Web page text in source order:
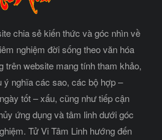
chia sẻ kiến thức và góc nhìn về
nghiệm đời sống theo văn hóa
trên website mang tính tham khảo,
ý nghĩa các sao, các bộ hợp –
tốt – xấu, cũng như tiếp cận
ứng dụng và tâm linh dưới góc
Tử Vi Tâm Linh hướng đến